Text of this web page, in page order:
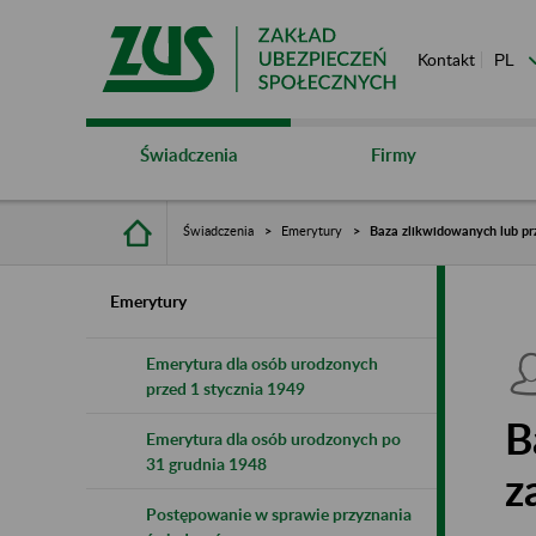
Kontakt
Świadczenia Firmy
Świadczenia Emerytury Baza zlikwidowanych lub
Emerytury
Emerytura dla osób urodzonych
przed 1 stycznia 1949
Emerytura dla osób urodzonych po
31 grudnia 1948
Postępowanie w sprawie przyznania